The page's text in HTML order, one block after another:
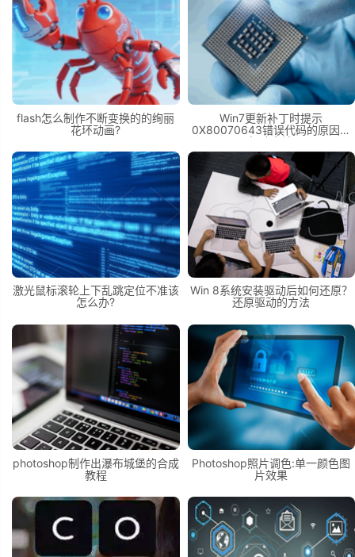
flash怎么制作不断变换的的绚丽
花环动画?
Win7更新补丁时提示
0X80070643错误代码的原因及
解决办法
激光鼠标滚轮上下乱跳定位不准该
怎么办?
Win 8系统安装驱动后如何还原？
还原驱动的方法
photoshop制作出瀑布城堡的合成
教程
Photoshop照片调色:单一颜色图
片效果